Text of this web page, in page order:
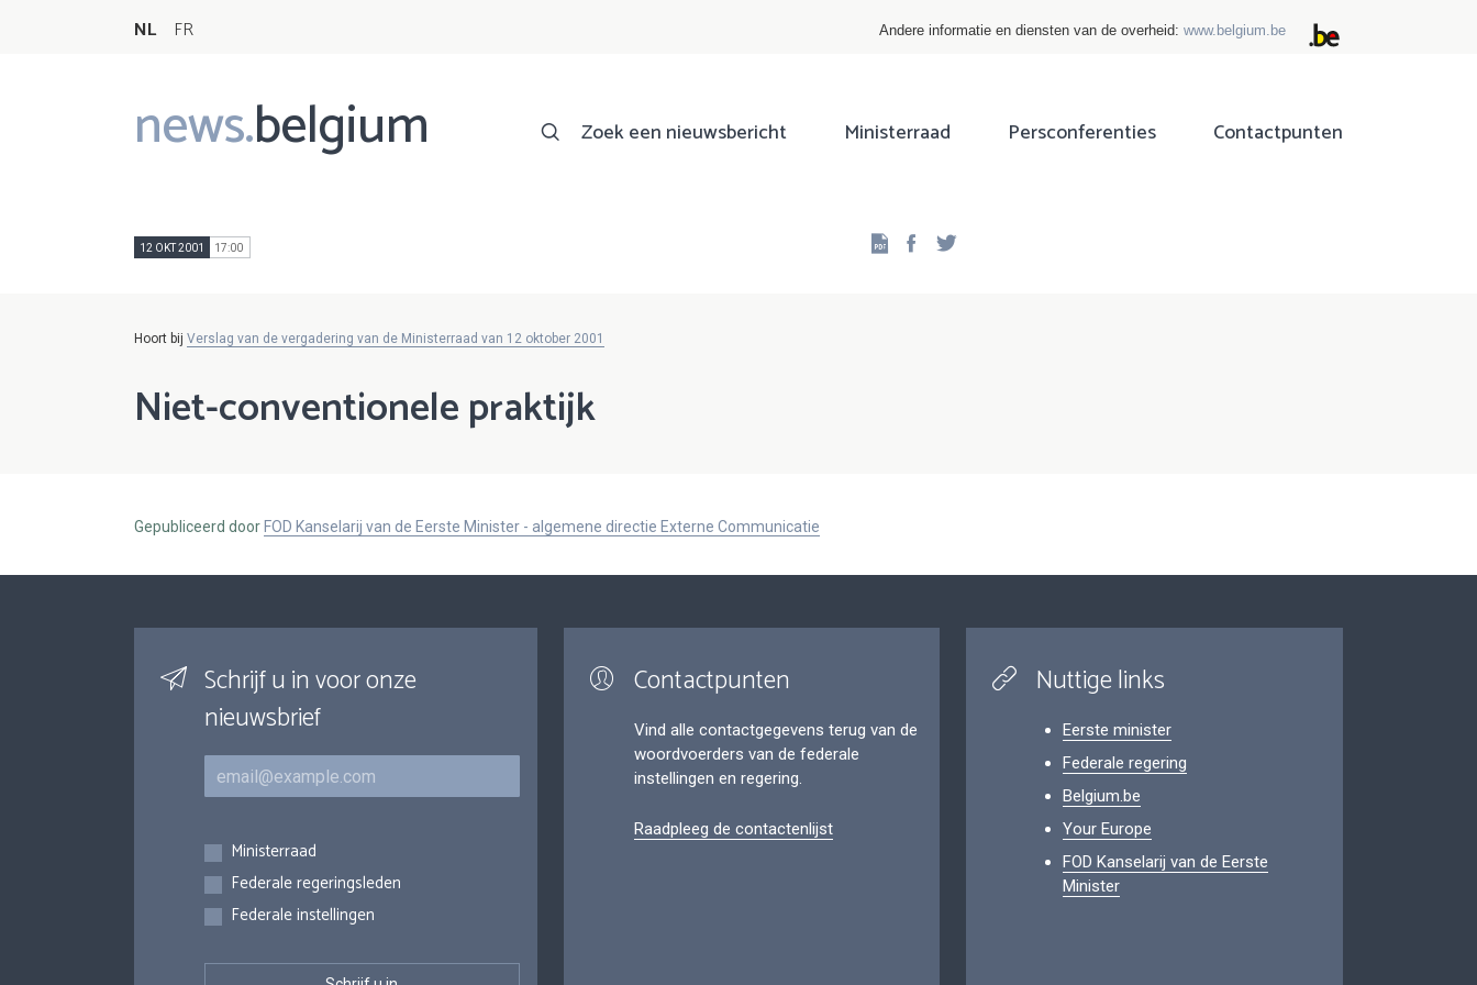
NL FR Andere informatie en diensten van de overheid: www.belgium.be
news.belgium
Main
navigation
Zoek een nieuwsbericht Ministerraad Persconferenties Contactpunten
12 OKT 2001 17:00 Facebook
Hoort bij Verslag van de vergadering van de Ministerraad van 12 oktober 2001
Niet-conventionele praktijk
Gepubliceerd door FOD Kanselarij van de Eerste Minister - algemene directie Externe Communicatie
Schrijf u in voor onze
nieuwsbrief
E-mail
Inschrijvingen
Ministerraad
Federale regeringsleden
Federale instellingen
Contactpunten
Vind alle contactgegevens terug van de
woordvoerders van de federale
instellingen en regering.
Raadpleeg de contactenlijst
Nuttige links
Eerste minister
Federale regering
Belgium.be
Your Europe
FOD Kanselarij van de Eerste
Minister